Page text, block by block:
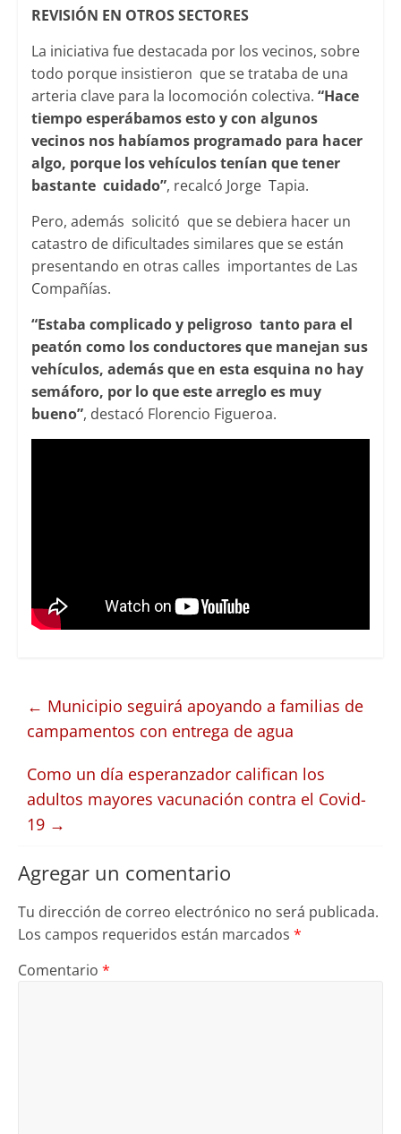
REVISIÓN EN OTROS SECTORES
La iniciativa fue destacada por los vecinos, sobre
todo porque insistieron que se trataba de una
arteria clave para la locomoción colectiva. “Hace
tiempo esperábamos esto y con algunos
vecinos nos habíamos programado para hacer
algo, porque los vehículos tenían que tener
bastante cuidado”, recalcó Jorge Tapia.
Pero, además solicitó que se debiera hacer un
catastro de dificultades similares que se están
presentando en otras calles importantes de Las
Compañías.
“Estaba complicado y peligroso tanto para el
peatón como los conductores que manejan sus
vehículos, además que en esta esquina no hay
semáforo, por lo que este arreglo es muy
bueno”, destacó Florencio Figueroa.
← Municipio seguirá apoyando a familias de
campamentos con entrega de agua
Como un día esperanzador califican los
adultos mayores vacunación contra el Covid-
19 →
Agregar un comentario
Tu dirección de correo electrónico no será publicada.
Los campos requeridos están marcados *
Comentario *